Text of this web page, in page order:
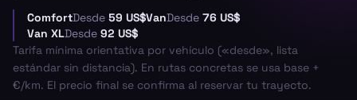
ComfortDesde 59 US$VanDesde 76 US$
Van XLDesde 92 US$
Tarifa mínima orientativa por vehículo («desde», lista
estándar sin distancia). En rutas concretas se usa base +
€/km. El precio final se confirma al reservar tu trayecto.